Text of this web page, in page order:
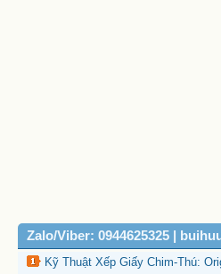
Zalo/Viber: 0944625325 |
Kỹ Thuật Xếp Giấy Chim-Thú: